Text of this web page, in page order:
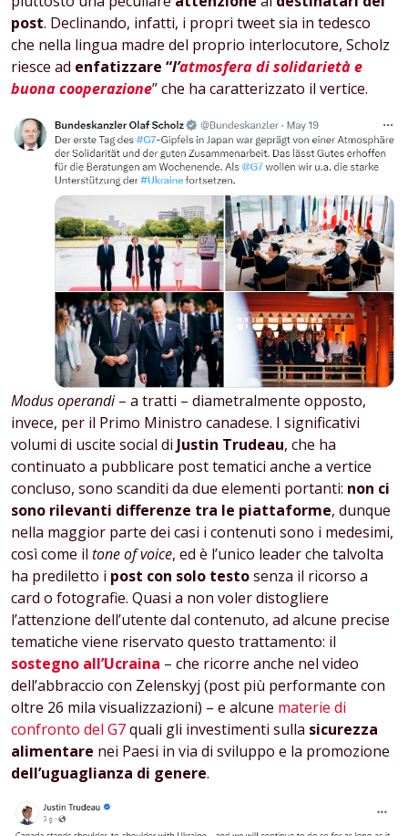
post. Declinando, infatti, i propri tweet sia in tedesco
che nella lingua madre del proprio interlocutore, Scholz
riesce ad enfatizzare “l’atmosfera di solidarietà e
buona cooperazione” che ha caratterizzato il vertice.
Modus operandi– a tratti – diametralmente opposto,
invece, per il Primo Ministro canadese. I significativi
volumi di uscite social di Justin Trudeau, che ha
continuato a pubblicare post tematici anche a vertice
concluso, sono scanditi da due elementi portanti: non ci
sono rilevanti differenze tra le piattaforme, dunque
nella maggior parte dei casi i contenuti sono i medesimi,
così come il tone of voice, ed è l’unico leader che talvolta
ha prediletto i post con solo testosenza il ricorso a
card o fotografie. Quasi a non voler distogliere
l’attenzione dell’utente dal contenuto, ad alcune precise
tematiche viene riservato questo trattamento: il
sostegno all’Ucraina – che ricorre anche nel video
dell’abbraccio con Zelenskyj (post più performante con
oltre 26 mila visualizzazioni) – e alcune materie di
confronto del G7quali gli investimenti sulla sicurezza
alimentare nei Paesi in via di sviluppo e la promozione
dell’uguaglianza di genere.